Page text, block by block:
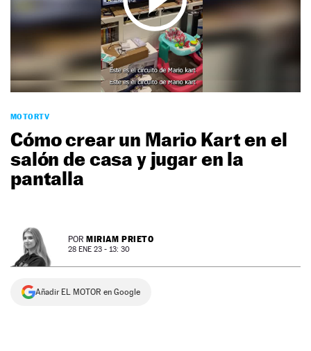
NEWSLETTER
MOTORTV
Cómo crear un Mario Kart en el
salón de casa y jugar en la
pantalla
POR MIRIAM PRIETO
28 ENE 23 - 13: 30
Añadir EL MOTOR en Google